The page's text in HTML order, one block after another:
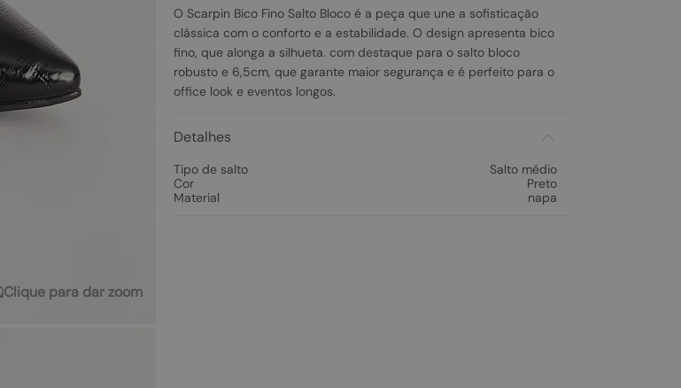
Clique para dar zoom
O Scarpin Bico Fino Salto Bloco é a peça que une a sofisticação
clássica com o conforto e a estabilidade. O design apresenta bico
fino, que alonga a silhueta. com destaque para o salto bloco
robusto e 6,5cm, que garante maior segurança e é perfeito para o
office look e eventos longos.
Detalhes
Tipo de salto
Salto médio
Cor
Preto
Material
napa